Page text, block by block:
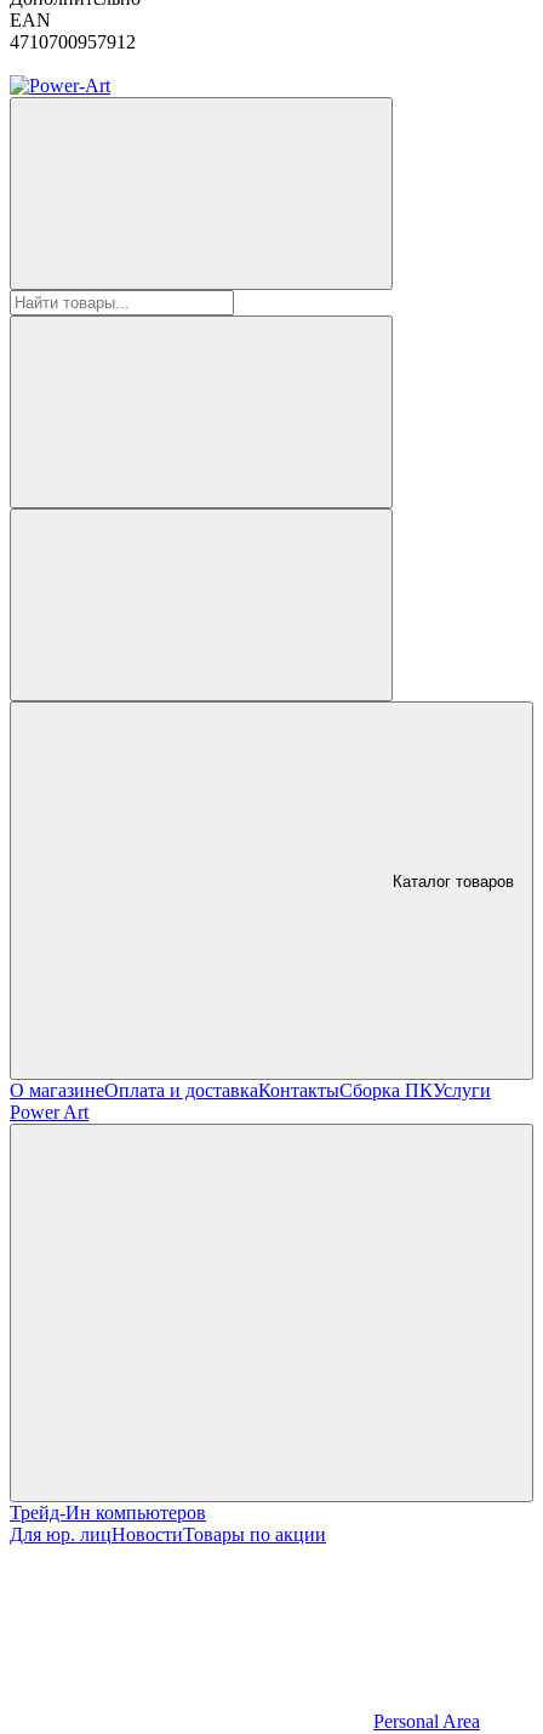
EAN
4710700957912
Каталог товаров
О магазинеОплата и доставкаКонтактыСборка ПКУслуги
Power Art
Трейд-Ин компьютеров
Для юр. лицНовостиТовары по акции
Personal Area